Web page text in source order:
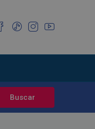
Buscar